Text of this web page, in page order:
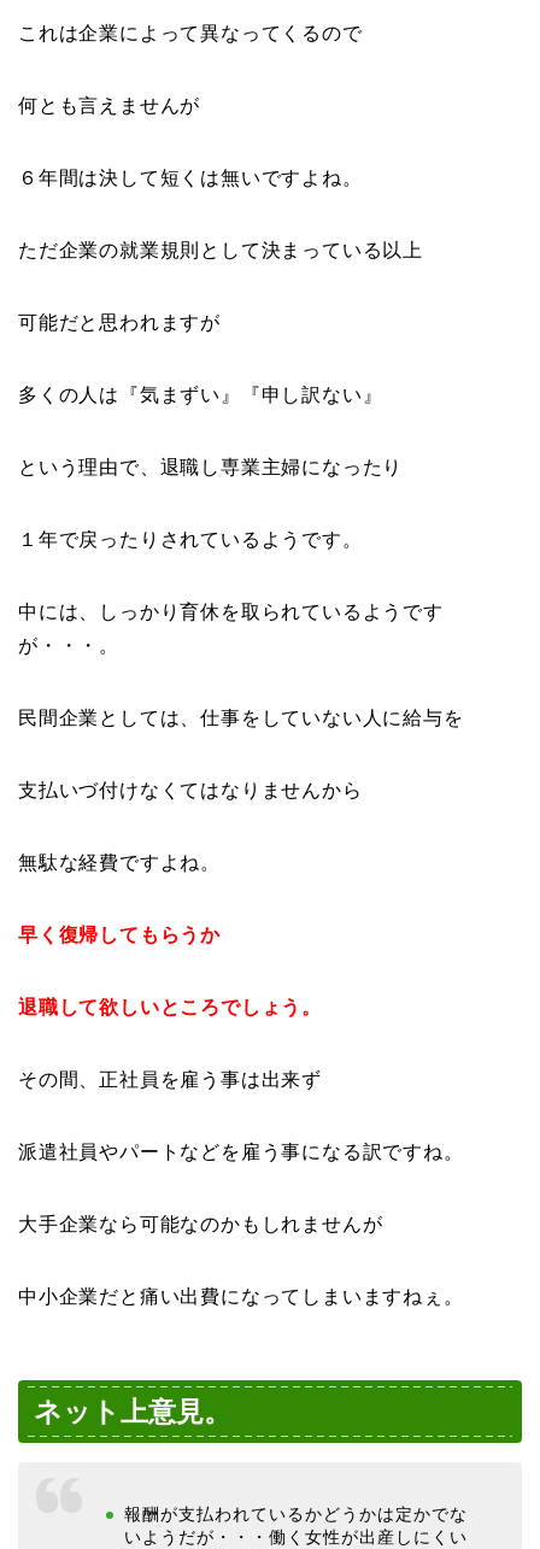
これは企業によって異なってくるので
何とも言えませんが
６年間は決して短くは無いですよね。
ただ企業の就業規則として決まっている以上
可能だと思われますが
多くの人は『気まずい』『申し訳ない』
という理由で、退職し専業主婦になったり
１年で戻ったりされているようです。
中には、しっかり育休を取られているようです
が・・・。
民間企業としては、仕事をしていない人に給与を
支払いづ付けなくてはなりませんから
無駄な経費ですよね。
早く復帰してもらうか
退職して欲しいところでしょう。
その間、正社員を雇う事は出来ず
派遣社員やパートなどを雇う事になる訳ですね。
大手企業なら可能なのかもしれませんが
中小企業だと痛い出費になってしまいますねぇ。
ネット上意見。
報酬が支払われているかどうかは定かでな
いようだが・・・働く女性が出産しにくい